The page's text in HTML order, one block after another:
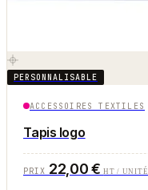
PERSONNALISABLE
ACCESSOIRES TEXTILES
Tapis logo
PRIX 22,00 €HT / UNITÉ